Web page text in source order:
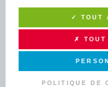
PUBLICATIONS
TOUTE L’INFO DRAGA
Lettres d'infos -
✓ TOUT
✗ TOUT
POLITIQUE DE